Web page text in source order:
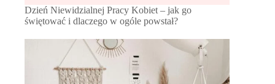
Dzień Niewidzialnej Pracy Kobiet – jak go
świętować i dlaczego w ogóle powstał?